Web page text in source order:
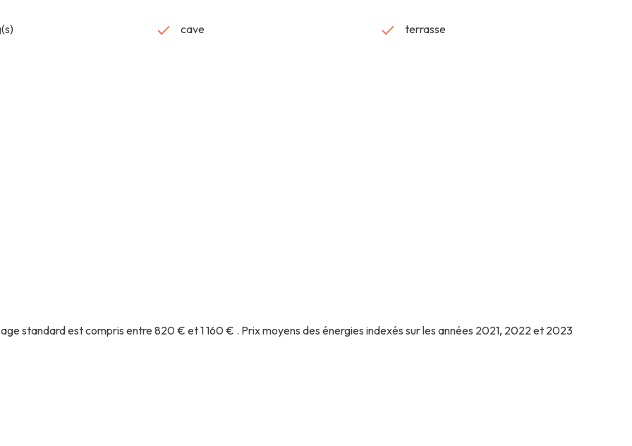
cave terrasse
standard est compris entre 820 € et 1 160 € . Prix moyens des énergies indexés sur les années 2021, 2022 et 2023